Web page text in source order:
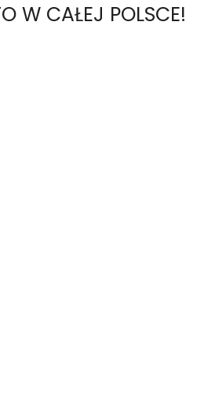
W CAŁEJ POLSCE!